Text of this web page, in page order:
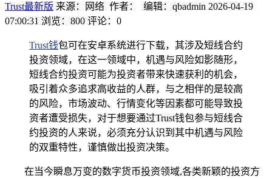
Trust最新版 来源：网络 作者： 编辑：qbadmin 2026-04-19
07:00:31 浏览：800 评论：0
Trust钱包可在安卓系统进行下载，其涉及短线合约
投资领域，在这一领域中，机遇与风险如影随形，
短线合约投资可能为投资者带来快速获利的机会，
吸引着众多追求高收益的人群，与之相伴的是较高
的风险，市场波动、行情变化等因素都可能导致投
资者遭受损失，对于想要通过Trust钱包参与短线合
约投资的人来说，必须充分认识到其中机遇与风险
的双重特性，谨慎做出投资决策。
在当今瞬息万变的数字货币投资领域,各类新颖的投资方